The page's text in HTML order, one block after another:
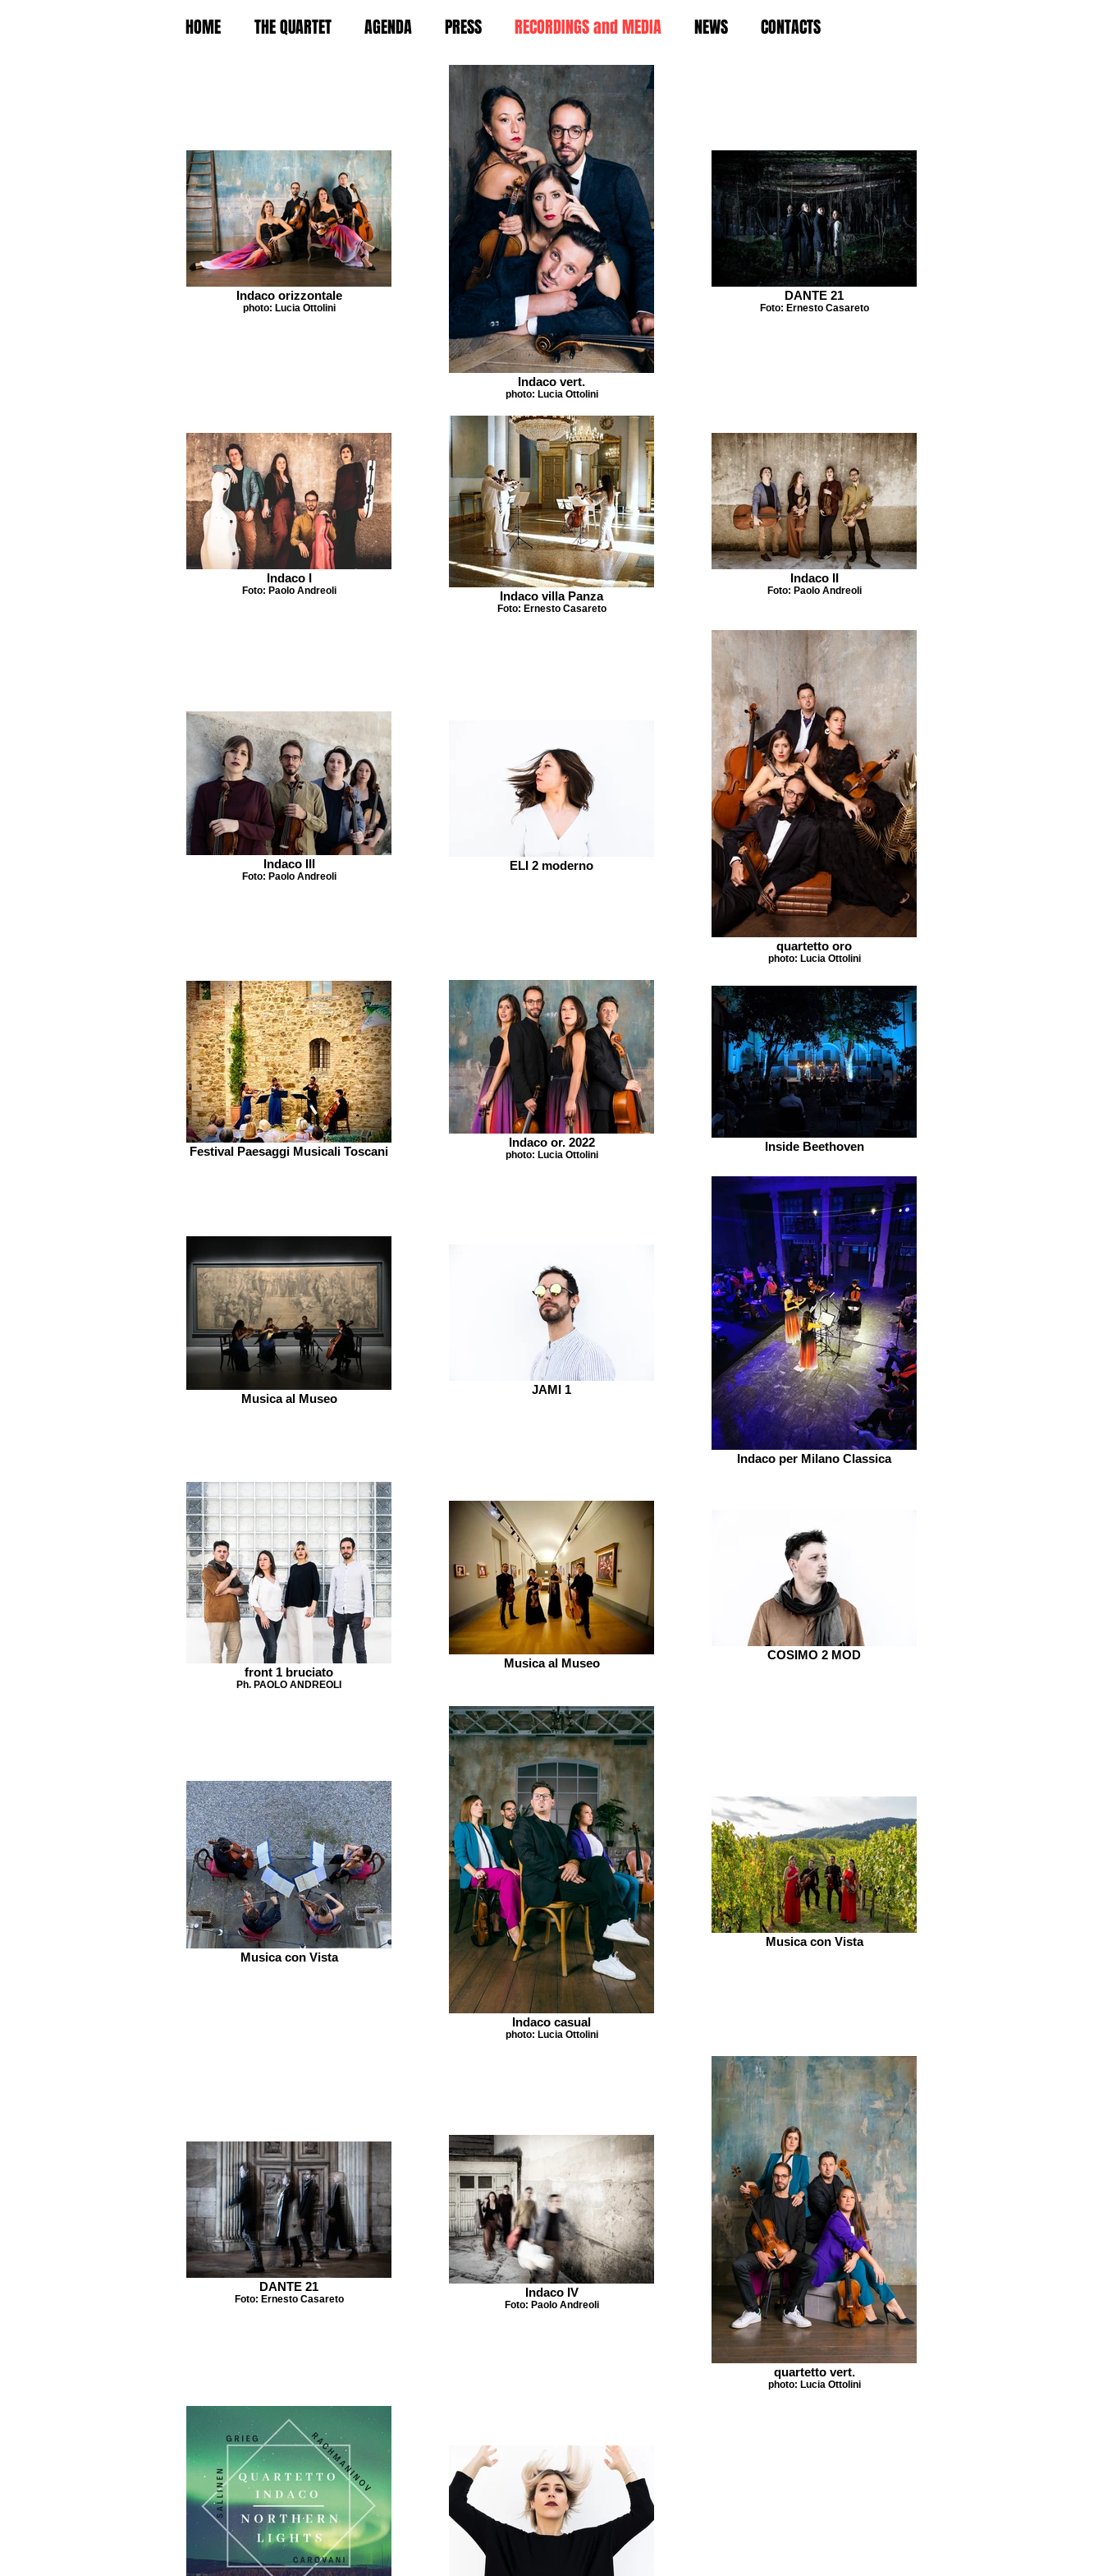
HOME THE QUARTET AGENDA PRESS RECORDINGS and MEDIA NEWS CONTACTS
Indaco orizzontale
photo: Lucia Ottolini
Indaco vert.
photo: Lucia Ottolini
DANTE 21
Foto: Ernesto Casareto
Indaco I
Foto: Paolo Andreoli Indaco villa Panza
Foto: Ernesto Casareto
Indaco II
Foto: Paolo Andreoli
Indaco III
Foto: Paolo Andreoli
ELI 2 moderno
quartetto oro
photo: Lucia Ottolini
Festival Paesaggi Musicali Toscani
Indaco or. 2022
photo: Lucia Ottolini
Inside Beethoven
Musica al Museo
JAMI 1
Indaco per Milano Classica
front 1 bruciato
Ph. PAOLO ANDREOLI
Musica al Museo
COSIMO 2 MOD
Musica con Vista
Indaco casual
photo: Lucia Ottolini
Musica con Vista
DANTE 21
Foto: Ernesto Casareto Indaco IV
Foto: Paolo Andreoli
quartetto vert.
photo: Lucia Ottolini